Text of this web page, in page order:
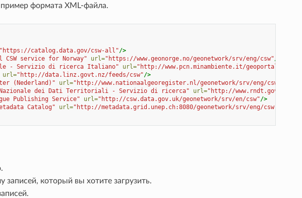
формата XML-файла.
catalog.data.gov/csw-all"/>
CSW service for Norway" url="https://www.geonorge.no/geonetwork/srv/eng/csw"/>
- Servizio di ricerca Italiano" url="http://www.pcn.minambiente.it/geoportal/csw"
url="http://data.linz.govt.nz/feeds/csw"/>
(Nederland)" url="http://www.nationaalgeoregister.nl/geonetwork/srv/eng/csw"
Nazionale dei Dati Territoriali - Servizio di ricerca" url="http://www.rndt.gov.it/
Publishing Service" url="http://csw.data.gov.uk/geonetwork/srv/en/csw"/>
Catalog" url="http://metadata.grid.unep.ch:8080/geonetwork/srv/eng/csw"
записей, который вы хотите загрузить.